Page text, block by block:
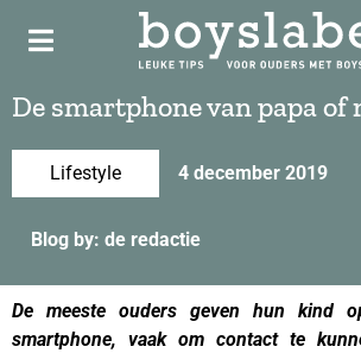
De smartphone van papa of
Lifestyle 4 december 2019
Blog by: de redactie
De meeste ouders geven hun kind
smartphone, vaak om contact te